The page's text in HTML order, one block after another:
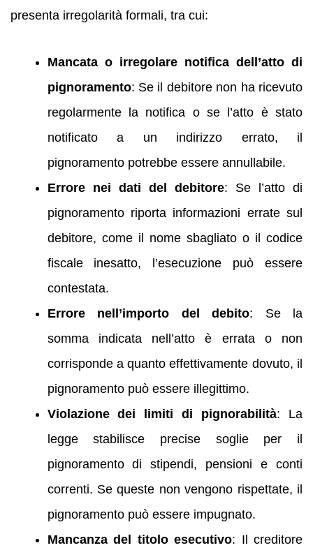
presenta irregolarità formali, tra cui:
Mancata o irregolare notifica dell’atto di
pignoramento: Se il debitore non ha ricevuto
regolarmente la notifica o se l’atto è stato
notificato a un indirizzo errato, il
pignoramento potrebbe essere annullabile.
Errore nei dati del debitore: Se l’atto di
pignoramento riporta informazioni errate sul
debitore, come il nome sbagliato o il codice
fiscale inesatto, l’esecuzione può essere
contestata.
Errore nell’importo del debito: Se la
somma indicata nell’atto è errata o non
corrisponde a quanto effettivamente dovuto, il
pignoramento può essere illegittimo.
Violazione dei limiti di pignorabilità: La
legge stabilisce precise soglie per il
pignoramento di stipendi, pensioni e conti
correnti. Se queste non vengono rispettate, il
pignoramento può essere impugnato.
Mancanza del titolo esecutivo: Il creditore